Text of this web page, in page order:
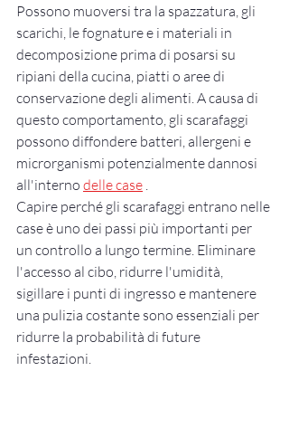
Possono muoversi tra la spazzatura, gli
scarichi, le fognature e i materiali in
decomposizione prima di posarsi su
ripiani della cucina, piatti o aree di
conservazione degli alimenti. A causa di
questo comportamento, gli scarafaggi
possono diffondere batteri, allergeni e
microrganismi potenzialmente dannosi
all'interno delle case .
Capire perché gli scarafaggi entrano nelle
case è uno dei passi più importanti per
un controllo a lungo termine. Eliminare
l'accesso al cibo, ridurre l'umidità,
sigillare i punti di ingresso e mantenere
una pulizia costante sono essenziali per
ridurre la probabilità di future
infestazioni.